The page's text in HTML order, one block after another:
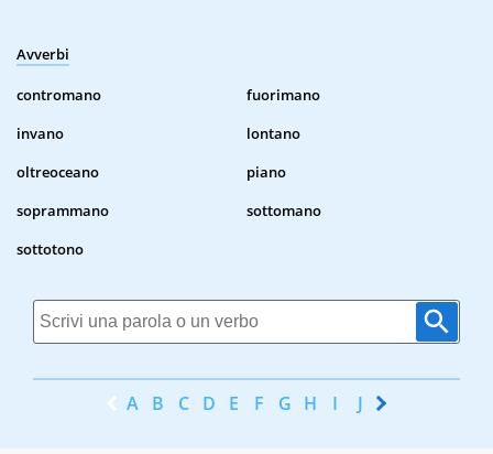
Avverbi
contromano
fuorimano
invano
lontano
oltreoceano
piano
soprammano
sottomano
sottotono
A B C D E F G H I J K